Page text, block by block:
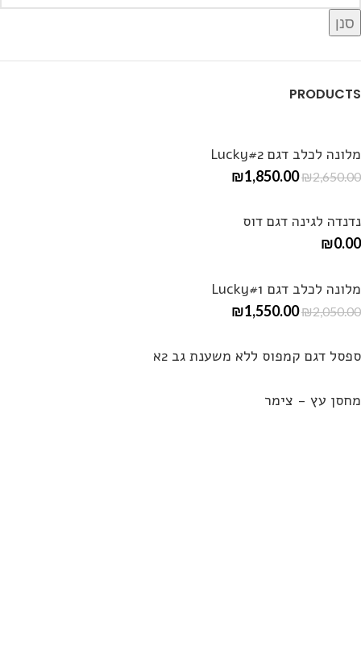
סנן
PRODUCTS
מלונה לכלב דגם Lucky#2
₪2,650.00
₪1,850.00
נדנדה לגינה דגם דוס
₪0.00
מלונה לכלב דגם Lucky#1
₪2,050.00
₪1,550.00
ספסל דגם קמפוס ללא משענת גב 2א
מחסן עץ - צימר